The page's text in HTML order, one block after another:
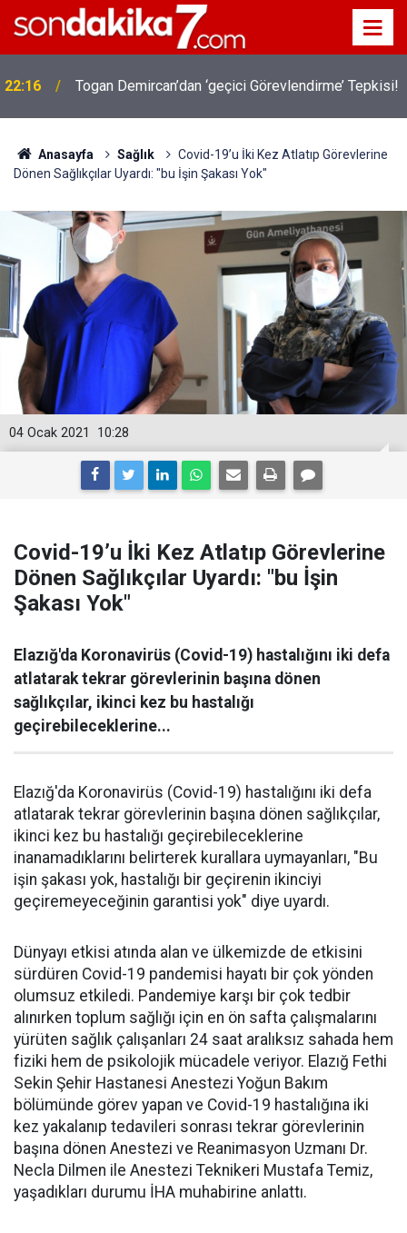
22:16 Togan Demircan’dan ‘geçici Görevlendirme’ Tepkisi!
Anasayfa Sağlık
Covid-19’u İki Kez Atlatıp Görevlerine
Dönen Sağlıkçılar Uyardı: "bu İşin Şakası Yok"
10:28
04 Ocak 2021
Covid-19’u İki Kez Atlatıp Görevlerine
Dönen Sağlıkçılar Uyardı: "bu İşin
Şakası Yok"
Elazığ'da Koronavirüs (Covid-19) hastalığını iki defa
atlatarak tekrar görevlerinin başına dönen
sağlıkçılar, ikinci kez bu hastalığı
geçirebileceklerine...
Elazığ'da Koronavirüs (Covid-19) hastalığını iki defa
atlatarak tekrar görevlerinin başına dönen sağlıkçılar,
ikinci kez bu hastalığı geçirebileceklerine
inanamadıklarını belirterek kurallara uymayanları, "Bu
işin şakası yok, hastalığı bir geçirenin ikinciyi
geçiremeyeceğinin garantisi yok" diye uyardı.
Dünyayı etkisi atında alan ve ülkemizde de etkisini
sürdüren Covid-19 pandemisi hayatı bir çok yönden
olumsuz etkiledi. Pandemiye karşı bir çok tedbir
alınırken toplum sağlığı için en ön safta çalışmalarını
yürüten sağlık çalışanları 24 saat aralıksız sahada hem
fiziki hem de psikolojik mücadele veriyor. Elazığ Fethi
Sekin Şehir Hastanesi Anestezi Yoğun Bakım
bölümünde görev yapan ve Covid-19 hastalığına iki
kez yakalanıp tedavileri sonrası tekrar görevlerinin
başına dönen Anestezi ve Reanimasyon Uzmanı Dr.
Necla Dilmen ile Anestezi Teknikeri Mustafa Temiz,
yaşadıkları durumu İHA muhabirine anlattı.